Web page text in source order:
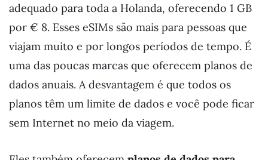
adequado para toda a Holanda, oferecendo 1 GB
por € 8. Esses eSIMs são mais para pessoas que
viajam muito e por longos períodos de tempo. É
uma das poucas marcas que oferecem planos de
dados anuais. A desvantagem é que todos os
planos têm um limite de dados e você pode ficar
sem Internet no meio da viagem.